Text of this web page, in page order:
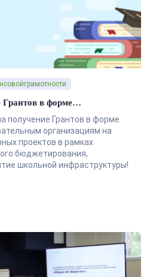
Грантов в форме…
получение Грантов в форме
организациям на
проектов в рамках
бюджетирования,
школьной инфраструктуры!